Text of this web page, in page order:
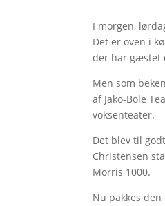
I morgen,
Det er oven i
der har gæstet
Men som
af Jako-Bole
voksenteater.
Det blev til
Christensen
Morris 1000.
Nu pakkes